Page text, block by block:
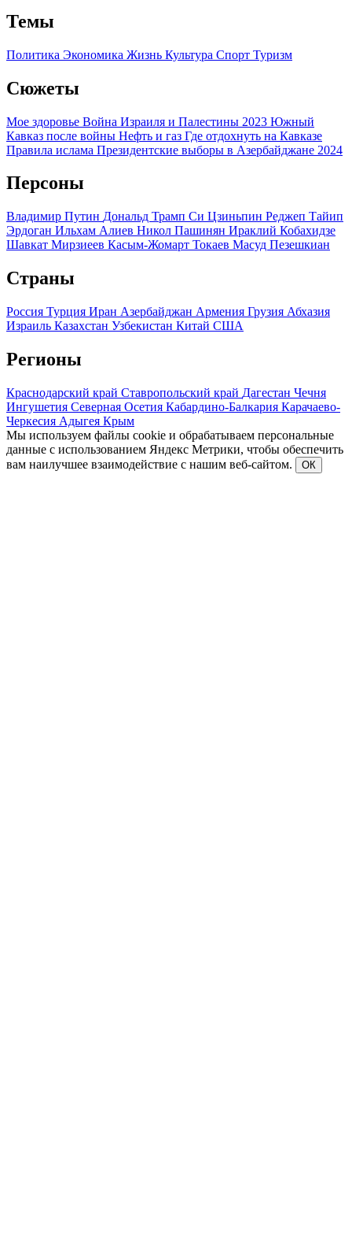
Темы
Политика Экономика Жизнь Культура Спорт Туризм
Сюжеты
Мое здоровье Война Израиля и Палестины 2023 Южный
Кавказ после войны Нефть и газ Где отдохнуть на Кавказе
Правила ислама Президентские выборы в Азербайджане 2024
Персоны
Владимир Путин Дональд Трамп Си Цзиньпин Реджеп Тайип
Эрдоган Ильхам Алиев Никол Пашинян Ираклий Кобахидзе
Шавкат Мирзиеев Касым-Жомарт Токаев Масуд Пезешкиан
Страны
Россия Турция Иран Азербайджан Армения Грузия Абхазия
Израиль Казахстан Узбекистан Китай США
Регионы
Краснодарский край Ставропольский край Дагестан Чечня
Ингушетия Северная Осетия Кабардино-Балкария Карачаево-
Черкесия Адыгея Крым
Мы используем файлы cookie и обрабатываем персональные
данные с использованием Яндекс Метрики, чтобы обеспечить
вам наилучшее взаимодействие с нашим веб-сайтом.
ОК